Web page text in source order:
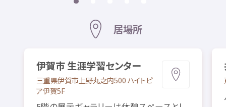
居場所
伊賀市生涯学習センター
三重県伊賀市 上野丸之内500 ハイトピ
ア伊賀5F